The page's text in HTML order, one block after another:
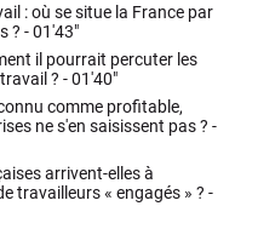
: où se situe la France par
? -01'43"
il pourrait percuter les
? -01'40"
comme profitable,
ne s'en saisissent pas ? -
arrivent-elles à
travailleurs « engagés » ? -